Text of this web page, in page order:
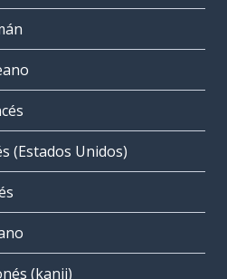
(Estados Unidos)
(kanji)